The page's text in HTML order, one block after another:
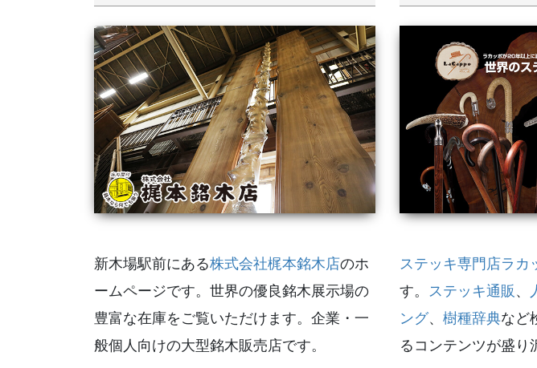
新木場駅前にある株式会社梶本銘木店のホ
ームページです。世界の優良銘木展示場の
豊富な在庫をご覧いただけます。企業・一
般個人向けの大型銘木販売店です。
ステッキ専門店ラカ
す。
ステッキ通販 、
ング、 樹種辞典など
るコンテンツが盛り